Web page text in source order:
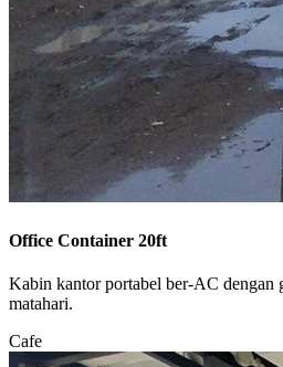
Office Container 20ft
Kabin kantor portabel ber-AC dengan
matahari.
Cafe